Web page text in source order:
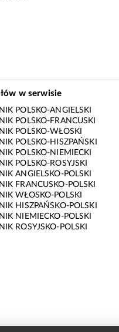
w serwisie
POLSKO-ANGIELSKI
POLSKO-FRANCUSKI
POLSKO-WŁOSKI
POLSKO-HISZPAŃSKI
POLSKO-NIEMIECKI
POLSKO-ROSYJSKI
ANGIELSKO-POLSKI
FRANCUSKO-POLSKI
WŁOSKO-POLSKI
HISZPAŃSKO-POLSKI
NIEMIECKO-POLSKI
ROSYJSKO-POLSKI